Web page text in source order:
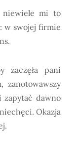
niewiele mi to
w swojej firmie
zaczęła pani
zanotowawszy
zapytać dawno
Okazja